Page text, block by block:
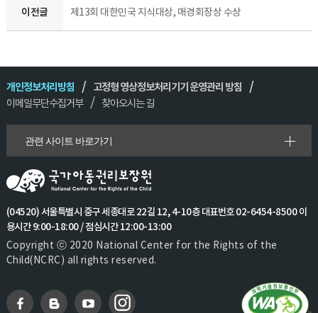
이전글 제13회 대한민국 지식대상, 매경회장상 수상
개인정보처리방침
고정형 영상정보처리기기 운영관리 방침
이메일무단수집거부
찾아오시는 길
관련 사이트 바로가기
(04520) 서울특별시 중구 세종대로 22길 12, 4-10층 대표번호 02-6454-8500 이
용시간 9:00-18:00 / 점심시간 12:00-13:00
Copyright ⓒ 2020 National Center for the Rights of the
Child(NCRC) all rights reserved.